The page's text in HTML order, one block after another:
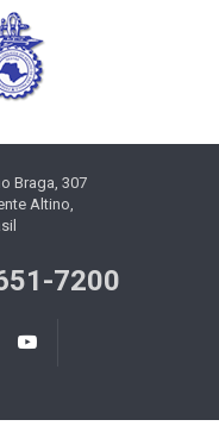
Braga, 307
Altino,
7200